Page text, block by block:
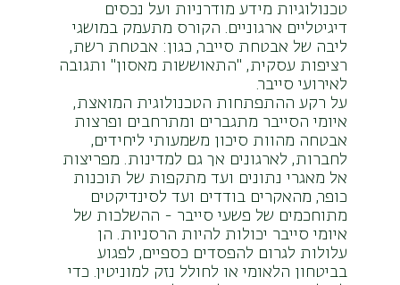
טכנולוגיות מידע מודרניות ועל נכסים
דיגיטליים ארגוניים. הקורס מתעמק במושגי
ליבה של אבטחת סייבר, כגון: אבטחת רשת,
רציפות עסקית, "התאוששות מאסון" ותגובה
לאירועי סייבר.
על רקע ההתפתחות הטכנולוגית המואצת,
איומי הסייבר מתגברים ומתרחבים ופרצות
אבטחה מהוות סיכון משמעותי ליחידים,
לחברות, לארגונים אך גם למדינות. מפריצות
אל מאגרי נתונים ועד מתקפות של תוכנות
כופר, מהאקרים בודדים ועד לסינדיקטים
מתוחכמים של פשעי סייבר - ההשלכות של
איומי סייבר יכולות להיות הרסניות. הן
עלולות לגרום להפסדים כספיים, לפגוע
בביטחון הלאומי או לחולל נזק למוניטין. כדי